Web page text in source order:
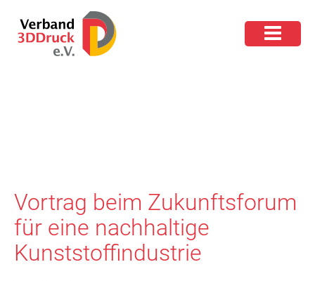
Vortrag beim Zukunftsforum
für eine nachhaltige
Kunststoffindustrie